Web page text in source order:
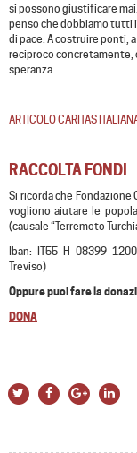
si possono giustificare
penso che dobbiamo tutti
di pace. A costruire ponti,
reciproco concretamente,
speranza.
ARTICOLO CARITAS
RACCOLTA FONDI
Si ricorda che
vogliono aiutare le
(causale “Terremoto
Iban: IT55 H 08399
Treviso)
Oppure puoi fare la
DONA